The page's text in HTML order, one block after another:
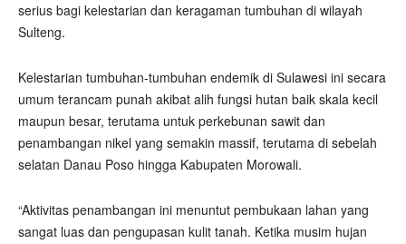
serius bagi kelestarian dan keragaman tumbuhan di wilayah
Sulteng.
Kelestarian tumbuhan-tumbuhan endemik di Sulawesi ini secara
umum terancam punah akibat alih fungsi hutan baik skala kecil
maupun besar, terutama untuk perkebunan sawit dan
penambangan nikel yang semakin massif, terutama di sebelah
selatan Danau Poso hingga Kabupaten Morowali.
“Aktivitas penambangan ini menuntut pembukaan lahan yang
sangat luas dan pengupasan kulit tanah. Ketika musim hujan